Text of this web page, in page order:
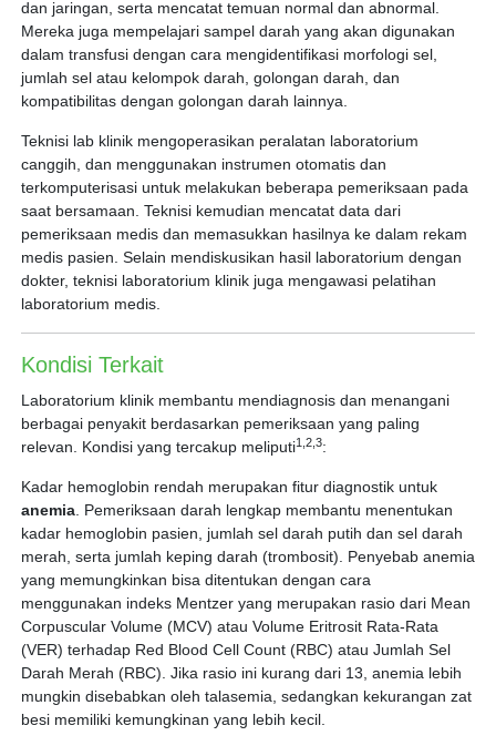
dan jaringan, serta mencatat temuan normal dan abnormal.
Mereka juga mempelajari sampel darah yang akan digunakan
dalam transfusi dengan cara mengidentifikasi morfologi sel,
jumlah sel atau kelompok darah, golongan darah, dan
kompatibilitas dengan golongan darah lainnya.
Teknisi lab klinik mengoperasikan peralatan laboratorium
canggih, dan menggunakan instrumen otomatis dan
terkomputerisasi untuk melakukan beberapa pemeriksaan pada
saat bersamaan. Teknisi kemudian mencatat data dari
pemeriksaan medis dan memasukkan hasilnya ke dalam rekam
medis pasien. Selain mendiskusikan hasil laboratorium dengan
dokter, teknisi laboratorium klinik juga mengawasi pelatihan
laboratorium medis.
Kondisi Terkait
Laboratorium klinik membantu mendiagnosis dan menangani
berbagai penyakit berdasarkan pemeriksaan yang paling
relevan. Kondisi yang tercakup meliputi1,2,3:
Kadar hemoglobin rendah merupakan fitur diagnostik untuk
anemia. Pemeriksaan darah lengkap membantu menentukan
kadar hemoglobin pasien, jumlah sel darah putih dan sel darah
merah, serta jumlah keping darah (trombosit). Penyebab anemia
yang memungkinkan bisa ditentukan dengan cara
menggunakan indeks Mentzer yang merupakan rasio dari Mean
Corpuscular Volume (MCV) atau Volume Eritrosit Rata-Rata
(VER) terhadap Red Blood Cell Count (RBC) atau Jumlah Sel
Darah Merah (RBC). Jika rasio ini kurang dari 13, anemia lebih
mungkin disebabkan oleh talasemia, sedangkan kekurangan zat
besi memiliki kemungkinan yang lebih kecil.